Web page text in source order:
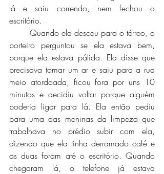
lá e saiu correndo, nem fechou o
escritório.
porteiro perguntou se ela estava bem,
porque ela estava pálida. Ela disse que
precisava tomar um ar e saiu para a rua
meio atordoada, ficou fora por uns 10
minutos e decidiu voltar porque alguém
poderia ligar para lá. Ela então pediu
para uma das meninas da limpeza que
trabalhava no prédio subir com ela,
dizendo que ela tinha derramado café e
as duas foram até o escritório. Quando
chegaram lá, o telefone já estava